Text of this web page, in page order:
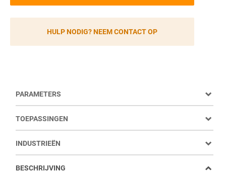
HULP NODIG? NEEM CONTACT OP
BESCHRIJVING
PARAMETERS
TOEPASSINGEN
INDUSTRIEËN